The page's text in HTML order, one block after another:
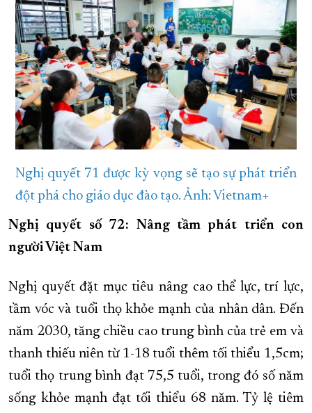
Nghị quyết 71 được kỳ vọng sẽ tạo sự phát triển
đột phá cho giáo dục đào tạo. Ảnh: Vietnam+
Nghị quyết số 72: Nâng tầm phát triển con
người Việt Nam
Nghị quyết đặt mục tiêu nâng cao thể lực, trí lực,
tầm vóc và tuổi thọ khỏe mạnh của nhân dân. Đến
năm 2030, tăng chiều cao trung bình của trẻ em và
thanh thiếu niên từ 1-18 tuổi thêm tối thiểu 1,5cm;
tuổi thọ trung bình đạt 75,5 tuổi, trong đó số năm
sống khỏe mạnh đạt tối thiểu 68 năm. Tỷ lệ tiêm